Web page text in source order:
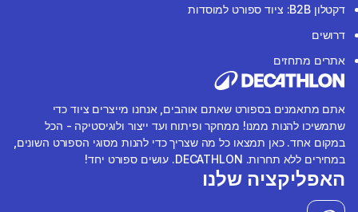
דקטלון B2B: ציוד ספורט למוסדות
דרושים
אתרים מתחזים
אתם מתאמנים בספורט שאתם אוהבים, אנחנו מייצרים ציוד כדי
שתמשיכו להנות ממנו! ממחקר ופיתוח ועד ייצור ולוגיסטיקה - הכל
במקום אחד. כאן תמצאו כל מה שצריך כדי להנות מסוגי הספורט השונים,
במחירים ללא תחרות. DECATHLON. עושים ספורט יחד!
האפליקציה שלנו